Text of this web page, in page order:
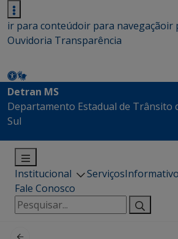
ir para conteúdoir para navegaçãoir
Ouvidoria Transparência
Detran MS
Departamento Estadual de Trânsito
Sul
Institucional Serviços
Fale Conosco
Pesquisar
por: